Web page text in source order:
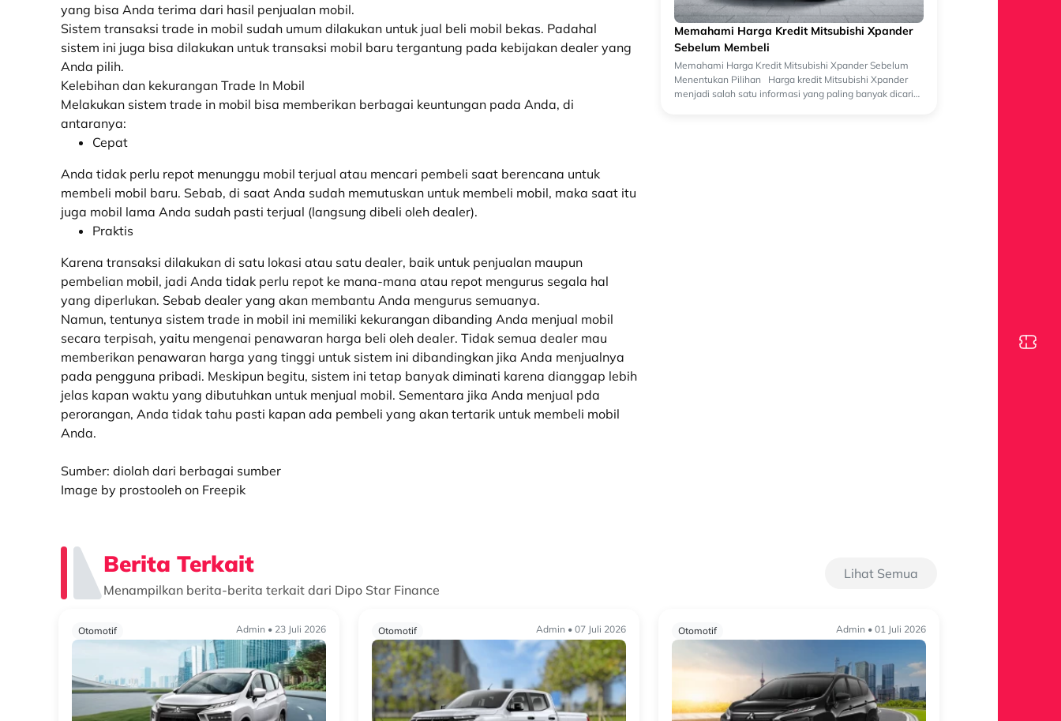
yang bisa Anda terima dari hasil penjualan mobil.
Sistem transaksi trade in mobil sudah umum dilakukan untuk jual beli mobil bekas. Padahal
sistem ini juga bisa dilakukan untuk transaksi mobil baru tergantung pada kebijakan dealer yang
Anda pilih.
Kelebihan dan kekurangan Trade In Mobil
Melakukan sistem trade in mobil bisa memberikan berbagai keuntungan pada Anda, di
antaranya:
Cepat
Anda tidak perlu repot menunggu mobil terjual atau mencari pembeli saat berencana untuk
membeli mobil baru. Sebab, di saat Anda sudah memutuskan untuk membeli mobil, maka saat itu
juga mobil lama Anda sudah pasti terjual (langsung dibeli oleh dealer).
Praktis
Karena transaksi dilakukan di satu lokasi atau satu dealer, baik untuk penjualan maupun
pembelian mobil, jadi Anda tidak perlu repot ke mana-mana atau repot mengurus segala hal
yang diperlukan. Sebab dealer yang akan membantu Anda mengurus semuanya.
Namun, tentunya sistem trade in mobil ini memiliki kekurangan dibanding Anda menjual mobil
secara terpisah, yaitu mengenai penawaran harga beli oleh dealer. Tidak semua dealer mau
memberikan penawaran harga yang tinggi untuk sistem ini dibandingkan jika Anda menjualnya
pada pengguna pribadi. Meskipun begitu, sistem ini tetap banyak diminati karena dianggap lebih
jelas kapan waktu yang dibutuhkan untuk menjual mobil. Sementara jika Anda menjual pda
perorangan, Anda tidak tahu pasti kapan ada pembeli yang akan tertarik untuk membeli mobil
Anda.
Sumber: diolah dari berbagai sumber
Image by prostooleh on Freepik
Memahami Harga Kredit Mitsubishi Xpander
Sebelum Membeli
Memahami Harga Kredit Mitsubishi Xpander Sebelum
Menentukan Pilihan Harga kredit Mitsubishi Xpander
menjadi salah satu informasi yang paling banyak dicari
Berita Terkait
Menampilkan berita-berita terkait dari Dipo Star Finance
Lihat Semua
Otomotif Admin • 23 Juli 2026 Otomotif Admin • 07 Juli 2026 Otomotif Admin • 01 Juli 2026